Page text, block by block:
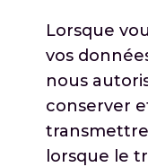
Lorsque
vos
nous
conserver
lorsque le